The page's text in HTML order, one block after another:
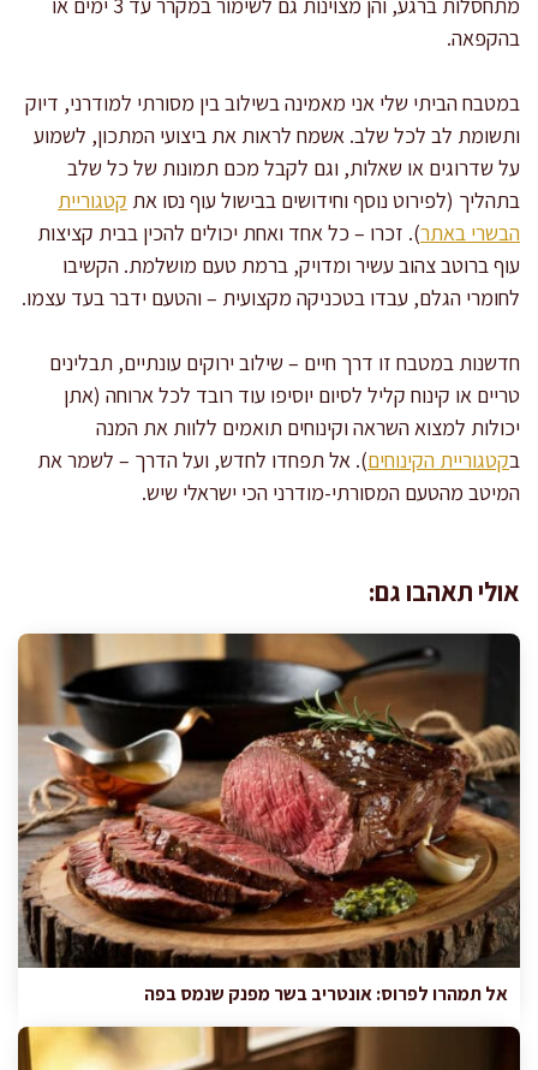
בהקפאה.
במטבח הביתי שלי אני מאמינה בשילוב בין מסורתי למודרני, דיוק
ותשומת לב לכל שלב. אשמח לראות את ביצועי המתכון, לשמוע
על שדרוגים או שאלות, וגם לקבל מכם תמונות של כל שלב
בתהליך (לפירוט נוסף וחידושים בבישול עוף נסו את קטגוריית
הבשרי באתר). זכרו – כל אחד ואחת יכולים להכין בבית קציצות
עוף ברוטב צהוב עשיר ומדויק, ברמת טעם מושלמת. הקשיבו
לחומרי הגלם, עבדו בטכניקה מקצועית – והטעם ידבר בעד עצמו.
חדשנות במטבח זו דרך חיים – שילוב ירוקים עונתיים, תבלינים
טריים או קינוח קליל לסיום יוסיפו עוד רובד לכל ארוחה (אתן
יכולות למצוא השראה וקינוחים תואמים ללוות את המנה
בקטגוריית הקינוחים). אל תפחדו לחדש, ועל הדרך – לשמר את
המיטב מהטעם המסורתי-מודרני הכי ישראלי שיש.
אולי תאהבו גם:
אל תמהרו לפרוס: אונטריב בשר מפנק שנמס בפה